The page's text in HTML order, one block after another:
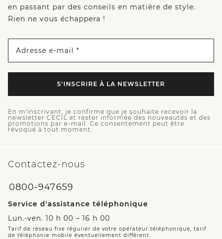
en passant par des conseils en matière de style.
Rien ne vous échappera !
Adresse e-mail *
S'INSCRIRE À LA NEWSLETTER
En m'inscrivant, je confirme que je souhaite recevoir la
newsletter CECIL et rester informée des nouveautés et des
promotions par e-mail. Ce consentement peut être
révoqué à tout moment.
Contactez-nous
0800-947659
Service d'assistance téléphonique
Lun.-ven. 10 h 00 – 16 h 00
Tarif de réseau fixe régulier de votre opérateur téléphonique, tarif
de téléphonie mobile éventuellement différent.